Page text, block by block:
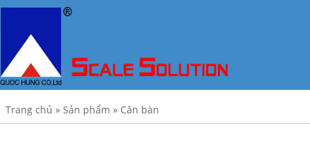
Trang chủ » Sản phẩm » Cân bàn